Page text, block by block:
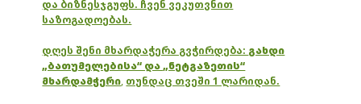
და ბიზნესჯგუფს. ჩვენ ვეკუთვნით
საზოგადოებას.
დღეს შენი მხარდაჭერა გვჭირდება: გახდი
„ბათუმელებისა“ და „ნეტგაზეთის“
მხარდამჭერი, თუნდაც თვეში 1 ლარიდან.